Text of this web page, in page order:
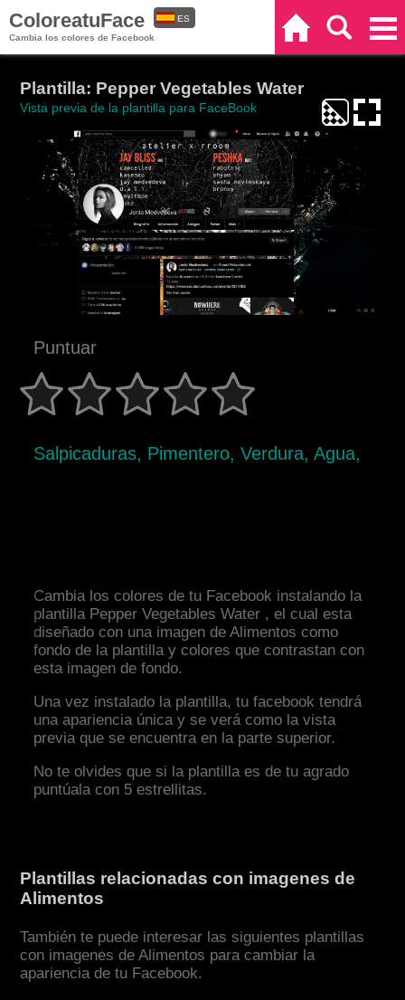
ColoreatuFace
Cambia los colores de Facebook
ES
Plantilla: Pepper Vegetables Water
Vista previa de la plantilla para FaceBook
Puntuar
Salpicaduras, Pimentero, Verdura, Agua,
Cambia los colores de tu Facebook instalando la
plantilla Pepper Vegetables Water , el cual esta
diseñado con una imagen de Alimentos como
fondo de la plantilla y colores que contrastan con
esta imagen de fondo.
Una vez instalado la plantilla, tu facebook tendrá
una apariencia única y se verá como la vista
previa que se encuentra en la parte superior.
No te olvides que si la plantilla es de tu agrado
puntúala con 5 estrellitas.
Plantillas relacionadas con imagenes de
Alimentos
También te puede interesar las siguientes plantillas
con imagenes de Alimentos para cambiar la
apariencia de tu Facebook.